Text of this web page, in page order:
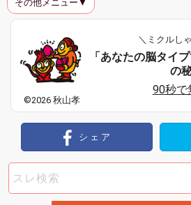
その他メニュー▼
©2026 秋山孝
＼ミクルし
「あなたの脳タイ
の
90秒で
シェア